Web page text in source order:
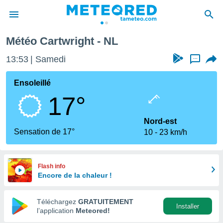
de
en
Météo Cartwright - NL
13:53 Samedi ...
Ensoleillé
17°
Sensation de 17°
Nord-est
10
23 km/h
Flash info
Encore de la chaleur !
Téléchargez GRATUITEMENT
l’application Meteored!
Installer